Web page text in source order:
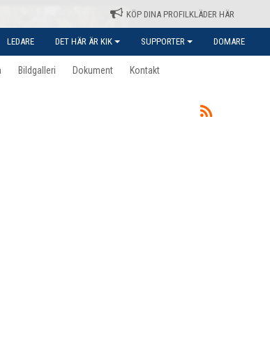
KÖP DINA PROFILKLÄDER HÄR
LEDARE DET HÄR ÄR KIK SUPPORTER DOMARE
Bildgalleri Dokument Kontakt